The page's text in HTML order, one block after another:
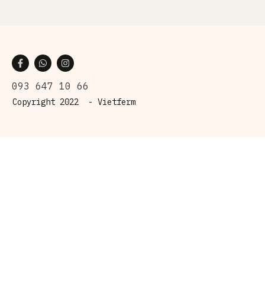
093 647 10 66
Copyright 2022 - Vietferm